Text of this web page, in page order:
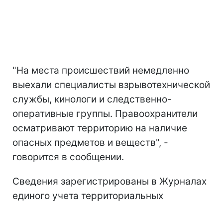
"На места происшествий немедленно
выехали специалисты взрывотехнической
службы, кинологи и следственно-
оперативные группы. Правоохранители
осматривают территорию на наличие
опасных предметов и веществ", -
говорится в сообщении.
Сведения зарегистрированы в Журналах
единого учета территориальных